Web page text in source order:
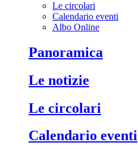
Le circolari
Calendario eventi
Albo Online
Panoramica
Le notizie
Le circolari
Calendario eventi